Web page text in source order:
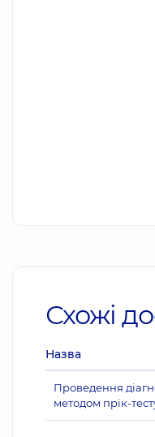
Схожі
Назва
Проведення
методом прік-